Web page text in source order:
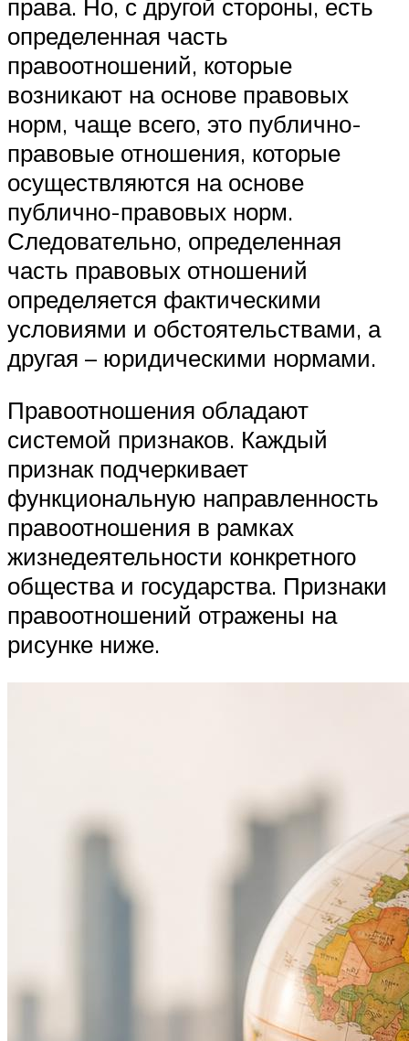
права. Но, с другой стороны, есть
определенная часть
правоотношений, которые
возникают на основе правовых
норм, чаще всего, это публично-
правовые отношения, которые
осуществляются на основе
публично-правовых норм.
Следовательно, определенная
часть правовых отношений
определяется фактическими
условиями и обстоятельствами, а
другая – юридическими нормами.
Правоотношения обладают
системой признаков. Каждый
признак подчеркивает
функциональную направленность
правоотношения в рамках
жизнедеятельности конкретного
общества и государства. Признаки
правоотношений отражены на
рисунке ниже.